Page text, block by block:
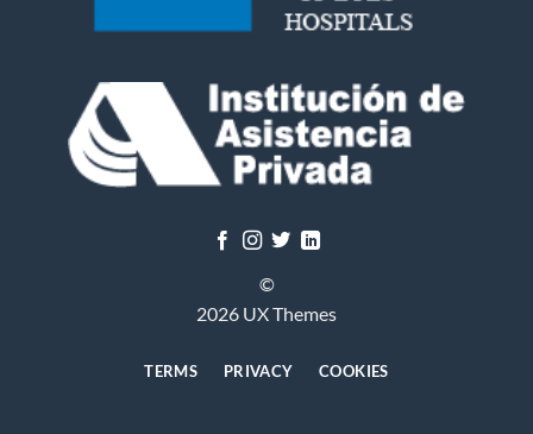
©
2026 UX Themes
TERMS PRIVACY COOKIES